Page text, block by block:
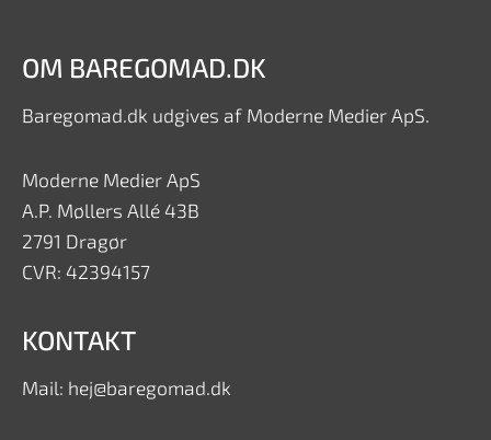
OM BAREGOMAD.DK
Baregomad.dk udgives af Moderne Medier ApS.
Moderne Medier ApS
A.P. Møllers Allé 43B
2791 Dragør
CVR: 42394157
KONTAKT
Mail: hej@baregomad.dk